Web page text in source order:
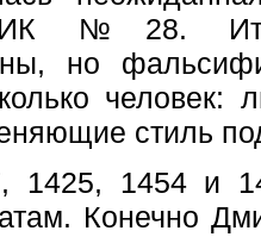
№28.
но
стиль
1454 и
Конечно